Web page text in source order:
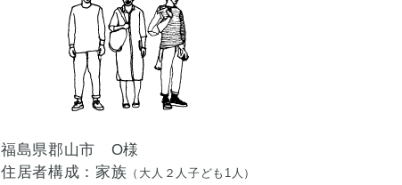
福島県郡山市 O様
住居者構成：家族 （大人２人子ども1人）